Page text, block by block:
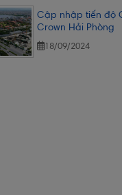
Cập nhập tiến độ
Crown Hải Phòng
18/09/2024